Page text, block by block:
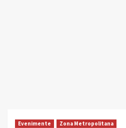
Evenimente Zona Metropolitana